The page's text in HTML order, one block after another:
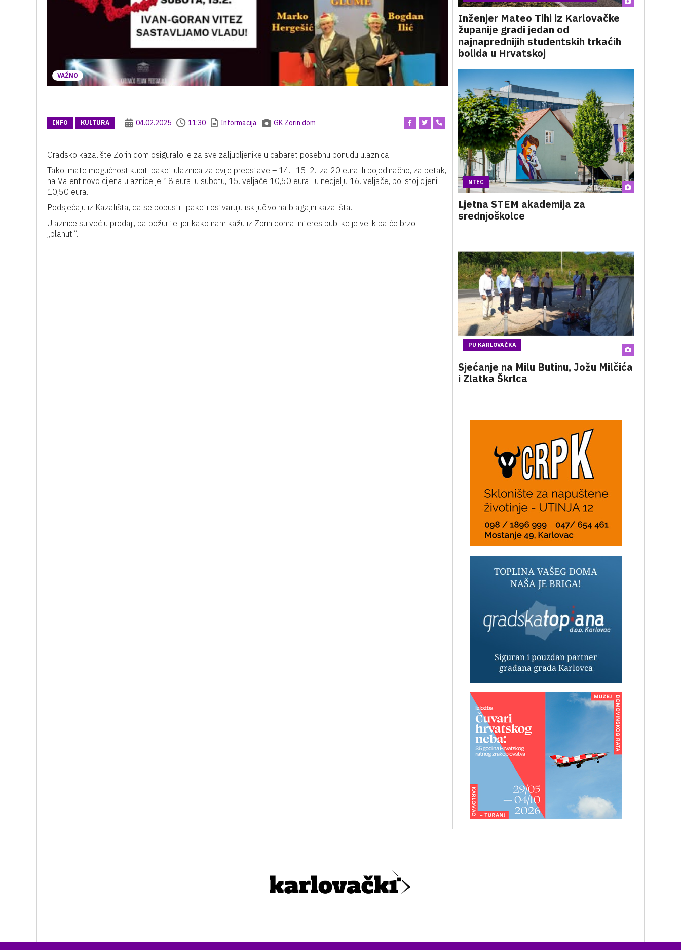
VAŽNO
INFO KULTURA 04.02.2025 11:30 Informacija GK Zorin dom
Gradsko kazalište Zorin dom osiguralo je za sve zaljubljenike u cabaret posebnu ponudu ulaznica.
Tako imate mogućnost kupiti paket ulaznica za dvije predstave – 14. i 15. 2., za 20 eura ili pojedinačno, za petak,
na Valentinovo cijena ulaznice je 18 eura, u subotu, 15. veljače 10,50 eura i u nedjelju 16. veljače, po istoj cijeni
10,50 eura.
Podsjećaju iz Kazališta, da se popusti i paketi ostvaruju isključivo na blagajni kazališta.
Ulaznice su već u prodaji, pa požurite, jer kako nam kažu iz Zorin doma, interes publike je velik pa će brzo
„planuti“.
Inženjer Mateo Tihi iz Karlovačke
županije gradi jedan od
najnaprednijih studentskih trkaćih
bolida u Hrvatskoj
NTEC
Ljetna STEM akademija za
srednjoškolce
PU KARLOVAČKA
Sjećanje na Milu Butinu, Jožu Milčića
i Zlatka Škrlca